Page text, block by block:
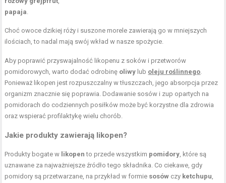
papaja.
Choć owoce dzikiej róży i suszone morele zawierają go w mniejszych
ilościach, to nadal mają swój wkład w nasze spożycie.
Aby poprawić przyswajalność likopenu z soków i przetworów
pomidorowych, warto dodać odrobinę oliwy lub oleju roślinnego.
Ponieważ likopen jest rozpuszczalny w tłuszczach, jego absorpcja przez
organizm znacznie się poprawia. Dodawanie sosów i zup opartych na
pomidorach do codziennych posiłków może być korzystne dla zdrowia
oraz wspierać profilaktykę wielu chorób.
Jakie produkty zawierają likopen?
Produkty bogate w likopen to przede wszystkim pomidory, które są
uznawane za najważniejsze źródło tego składnika. Co ciekawe, gdy
pomidory są przetwarzane, na przykład w formie sosów czy ketchupu,